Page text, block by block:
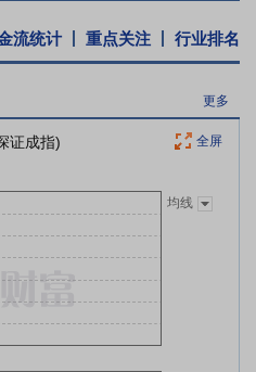
流统计 重点关注 行业排名
更多
证成指) 全屏
均线